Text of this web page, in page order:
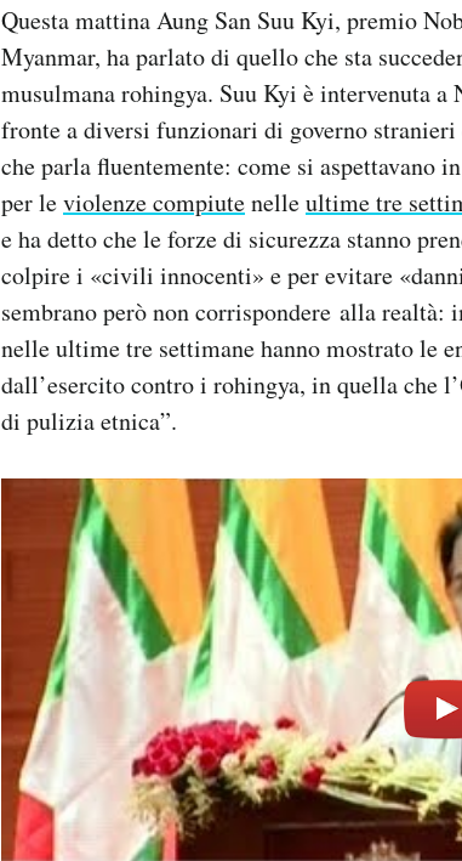
Questa mattina Aung San Suu Kyi, premio
Myanmar, ha parlato di quello che sta
musulmana rohingya. Suu Kyi è intervenuta
fronte a diversi funzionari di governo
che parla fluentemente: come si
per leviolenze compiutenelleultime tre
e ha detto che le forze di sicurezza stanno
colpire i «civili innocenti» e per evitare
sembrano però non corrispondere alla
nelle ultime tre settimane hanno mostrato le
dall’esercito contro i rohingya, in quella che
di pulizia etnica”.